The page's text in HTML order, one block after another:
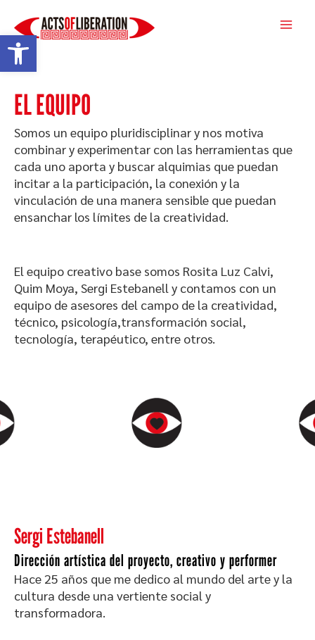
Abrir barra de herramientas
contenido
EL EQUIPO
Somos un equipo pluridisciplinar y nos motiva
combinar y experimentar con las herramientas que
cada uno aporta y buscar alquimias que puedan
incitar a la participación, la conexión y la
vinculación de una manera sensible que puedan
ensanchar los límites de la creatividad.
El equipo creativo base somos Rosita Luz Calvi,
Quim Moya, Sergi Estebanell y contamos con un
equipo de asesores del campo de la creatividad,
técnico, psicología,transformación social,
tecnología, terapéutico, entre otros.
Sergi Estebanell
Dirección artística del proyecto, creativo y performer
Hace 25 años que me dedico al mundo del arte y la
cultura desde una vertiente social y
transformadora.